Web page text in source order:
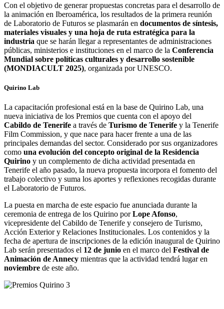
Con el objetivo de generar propuestas concretas para el desarrollo de
la animación en Iberoamérica, los resultados de la primera reunión
de Laboratorio de Futuros se plasmarán en documentos de síntesis,
materiales visuales y una hoja de ruta estratégica para la
industria que se harán llegar a representantes de administraciones
públicas, ministerios e instituciones en el marco de la Conferencia
Mundial sobre políticas culturales y desarrollo sostenible
(MONDIACULT 2025), organizada por UNESCO.
Quirino Lab
La capacitación profesional está en la base de Quirino Lab, una
nueva iniciativa de los Premios que cuenta con el apoyo del
Cabildo de Tenerife a través de Turismo de Tenerife y la Tenerife
Film Commission, y que nace para hacer frente a una de las
principales demandas del sector. Considerado por sus organizadores
como una evolución del concepto original de la Residencia
Quirino y un complemento de dicha actividad presentada en
Tenerife el año pasado, la nueva propuesta incorpora el fomento del
trabajo colectivo y suma los aportes y reflexiones recogidas durante
el Laboratorio de Futuros.
La puesta en marcha de este espacio fue anunciada durante la
ceremonia de entrega de los Quirino porLope Afonso,
vicepresidente del Cabildo de Tenerife y consejero de Turismo,
Acción Exterior y Relaciones Institucionales. Los contenidos y la
fecha de apertura de inscripciones de la edición inaugural de Quirino
Lab serán presentados el 12 de junio en el marco del Festival de
Animación de Annecy mientras que la actividad tendrá lugar en
noviembre de este año.